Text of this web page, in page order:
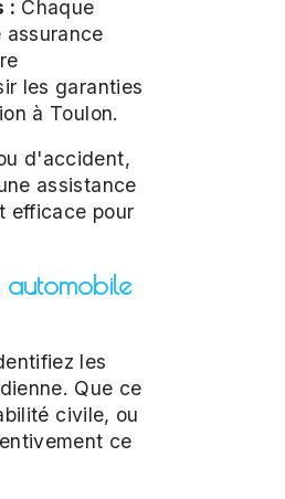
: Chaque
les garanties
à Toulon.
d'accident,
assistance
efficace pour
automobile
les
Que ce
civile, ou
ce